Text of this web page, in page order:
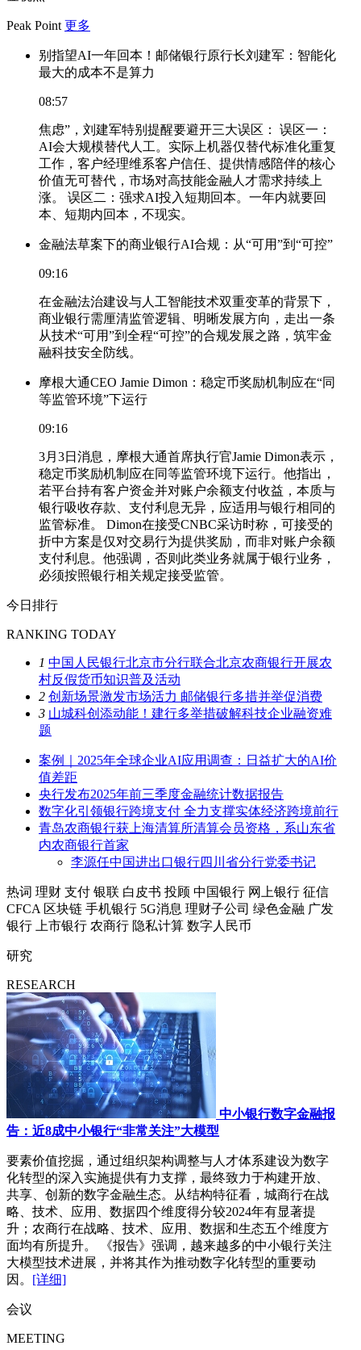
Peak Point 更多
别指望AI一年回本！邮储银行原行长刘建军：智能化
最大的成本不是算力
08:57
焦虑”，刘建军特别提醒要避开三大误区： 误区一：
AI会大规模替代人工。实际上机器仅替代标准化重复
工作，客户经理维系客户信任、提供情感陪伴的核心
价值无可替代，市场对高技能金融人才需求持续上
涨。 误区二：强求AI投入短期回本。一年内就要回
本、短期内回本，不现实。
金融法草案下的商业银行AI合规：从“可用”到“可控”
09:16
在金融法治建设与人工智能技术双重变革的背景下，
商业银行需厘清监管逻辑、明晰发展方向，走出一条
从技术“可用”到全程“可控”的合规发展之路，筑牢金
融科技安全防线。
摩根大通CEO Jamie Dimon：稳定币奖励机制应在“同
等监管环境”下运行
09:16
3月3日消息，摩根大通首席执行官Jamie Dimon表示，
稳定币奖励机制应在同等监管环境下运行。他指出，
若平台持有客户资金并对账户余额支付收益，本质与
银行吸收存款、支付利息无异，应适用与银行相同的
监管标准。 Dimon在接受CNBC采访时称，可接受的
折中方案是仅对交易行为提供奖励，而非对账户余额
支付利息。他强调，否则此类业务就属于银行业务，
必须按照银行相关规定接受监管。
今日排行
RANKING TODAY
1 中国人民银行北京市分行联合北京农商银行开展农
村反假货币知识普及活动
2 创新场景激发市场活力 邮储银行多措并举促消费
3 山城科创添动能！建行多举措破解科技企业融资难
题
案例｜2025年全球企业AI应用调查：日益扩大的AI价
值差距
央行发布2025年前三季度金融统计数据报告
数字化引领银行跨境支付 全力支撑实体经济跨境前行
青岛农商银行获上海清算所清算会员资格，系山东省
内农商银行首家
李源任中国进出口银行四川省分行党委书记
热词 理财 支付 银联 白皮书 投顾 中国银行 网上银行 征信
CFCA 区块链 手机银行 5G消息 理财子公司 绿色金融 广发
银行
上市银行 农商行 隐私计算 数字人民币
研究
RESEARCH
中小银行数字金融报
告：近8成中小银行“非常关注”大模型
要素价值挖掘，通过组织架构调整与人才体系建设为数字
化转型的深入实施提供有力支撑，最终致力于构建开放、
共享、创新的数字金融生态。从结构特征看，城商行在战
略、技术、应用、数据四个维度得分较2024年有显著提
升；农商行在战略、技术、应用、数据和生态五个维度方
面均有所提升。 《报告》强调，越来越多的中小银行关注
大模型技术进展，并将其作为推动数字化转型的重要动
因。 [详细]
会议
MEETING